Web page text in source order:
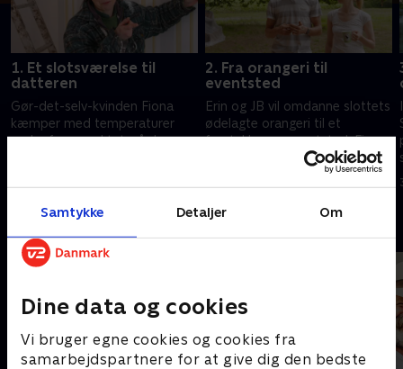
Samtykke Detaljer Om
Dine data og cookies
Vi bruger egne cookies og cookies fra
samarbejdspartnere for at give dig den bedste
1. Et slotsværelse til
datteren
Gør-det-selv-kvinden Fiona
kæmper med temperaturer
under frysepunktet, når hun
Rochelle.
2. Fra orangeri til
eventsted
Erin og JB vil omdanne slottets
ødelagte orangeri til et
førsteklasses eventsted. Fiona
kan fejre sin fødselsdag, men
kæmper stadig med kulden